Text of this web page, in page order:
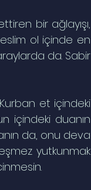
bir ağlayışı,
ol içinde en
da. Sabir
et içindeki
içindeki duanın
da, onu deva
yutkunmak